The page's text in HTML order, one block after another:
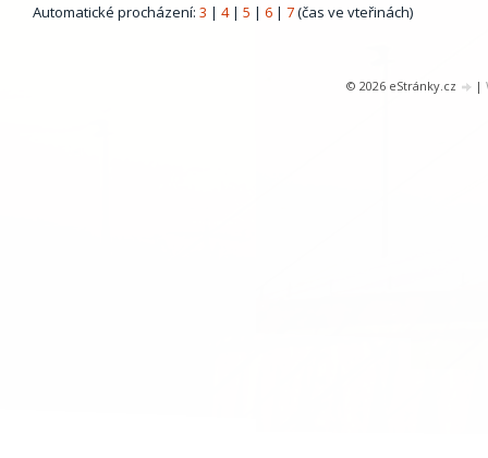
Automatické procházení: 3 | 4| 5 | 6 | 7(čas ve vteřinách)
© 2026 eStránky.cz |